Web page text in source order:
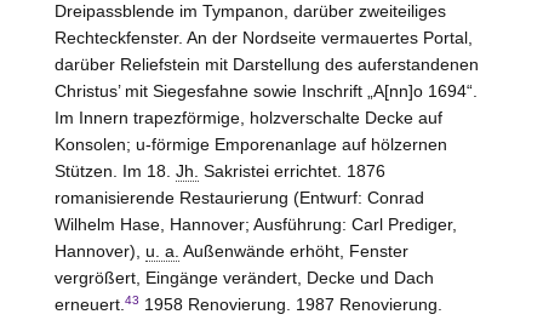
Dreipassblende im Tympanon, darüber zweiteiliges
Rechteckfenster. An der Nordseite vermauertes Portal,
darüber Reliefstein mit Darstellung des auferstandenen
Christus’ mit Siegesfahne sowie Inschrift „A[nn]o 1694“.
Im Innern trapezförmige, holzverschalte Decke auf
Konsolen; u-förmige Emporenanlage auf hölzernen
Stützen. Im 18. Jh. Sakristei errichtet. 1876
romanisierende Restaurierung (Entwurf: Conrad
Wilhelm Hase, Hannover; Ausführung: Carl Prediger,
Hannover), u. a. Außenwände erhöht, Fenster
vergrößert, Eingänge verändert, Decke und Dach
erneuert.43 1958 Renovierung. 1987 Renovierung.